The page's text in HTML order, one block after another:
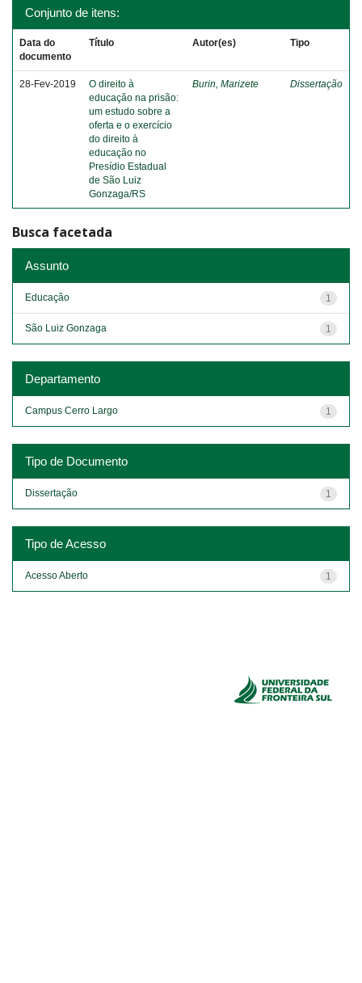
Conjunto de itens:
Data do
documento
Título Autor(es) Tipo
28-Fev-2019
O direito à
educação na prisão:
um estudo sobre a
oferta e o exercício
do direito à
educação no
Presídio Estadual
de São Luiz
Gonzaga/RS
Burin, Marizete Dissertação
Busca facetada
Assunto
1
Educação
1
São Luiz Gonzaga
Departamento
1
Campus Cerro Largo
Tipo de Documento
1
Dissertação
Tipo de Acesso
1
Acesso Aberto